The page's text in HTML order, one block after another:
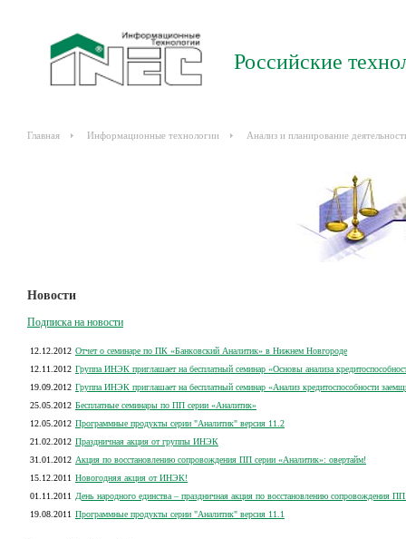
Российские
Главная Информационные технологии Анализ и планирование
Новости
Подписка на новости
12.12.2012 Отчет о семинаре по ПК «Банковский Аналитик» в Нижнем Новгороде
12.11.2012 Группа ИНЭК приглашает на бесплатный семинар «Основы анализа
19.09.2012 Группа ИНЭК приглашает на бесплатный семинар «Анализ кредитоспособности
25.05.2012 Бесплатные семинары по ПП серии «Аналитик»
12.05.2012 Программные продукты серии "Аналитик" версия 11.2
21.02.2012 Праздничная акция от группы ИНЭК
31.01.2012 Акция по восстановлению сопровождения ПП серии «Аналитик»: овертайм!
15.12.2011 Новогодняя акция от ИНЭК!
01.11.2011
День народного единства – праздничная акция по восстановлению сопровождения
19.08.2011 Программные продукты серии "Аналитик" версия 11.1